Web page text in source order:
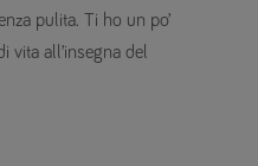
pulita. Ti ho un po’
all’insegna del